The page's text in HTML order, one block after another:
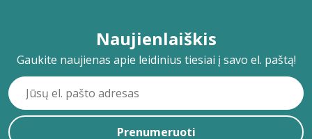
Naujienlaiškis
Gaukite naujienas apie leidinius tiesiai į savo el. paštą!
Prenumeruoti